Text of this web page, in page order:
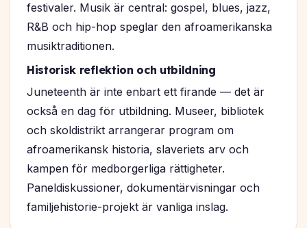
festivaler. Musik är central: gospel, blues, jazz,
R&B och hip-hop speglar den afroamerikanska
musiktraditionen.
Historisk reflektion och utbildning
Juneteenth är inte enbart ett firande — det är
också en dag för utbildning. Museer, bibliotek
och skoldistrikt arrangerar program om
afroamerikansk historia, slaveriets arv och
kampen för medborgerliga rättigheter.
Paneldiskussioner, dokumentärvisningar och
familjehistorie-projekt är vanliga inslag.